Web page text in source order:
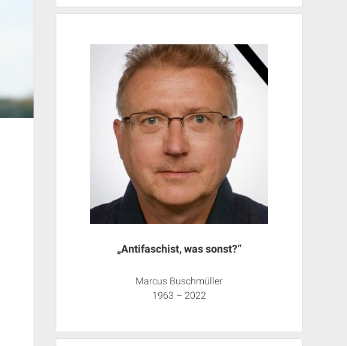
„Antifaschist, was sonst?“
Marcus Buschmüller
1963 – 2022